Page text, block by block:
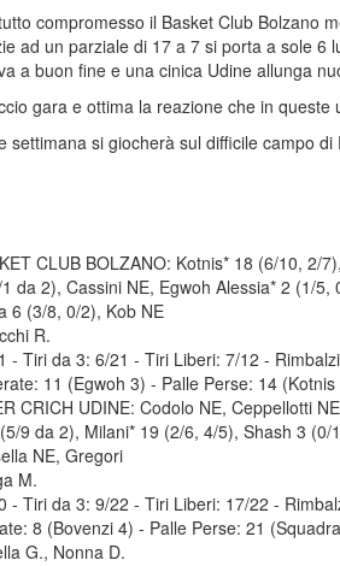
compromesso il Basket Club Bolzano
ad un parziale di 17 a 7 si porta a sole 6
a buon fine e una cinica Udine allunga
gara e ottima la reazione che in queste
settimana si giocherà sul difficile campo
CLUB BOLZANO: Kotnis* 18 (6/10, 2/
da 2), Cassini NE, Egwoh Alessia* 2 (1/
6 (3/8, 0/2), Kob NE
R.
- Tiri da 3: 6/21 - Tiri Liberi: 7/12 -
11 (Egwoh 3) - Palle Perse: 14
CRICH UDINE: Codolo NE, Ceppellotti
9 da 2), Milani* 19 (2/6, 4/5), Shash 3
NE, Gregori
M.
- Tiri da 3: 9/22 - Tiri Liberi: 17/22 -
8 (Bovenzi 4) - Palle Perse: 21
G., Nonna D.